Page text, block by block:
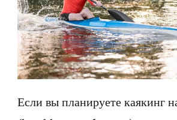
Если вы планируете каякинг